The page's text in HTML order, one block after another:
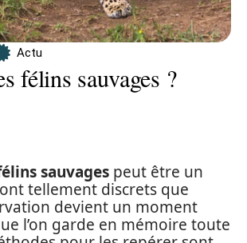
Actu
félins sauvages ?
sauvages peut être un
tellement discrets que
devient un moment
l’on garde en mémoire toute